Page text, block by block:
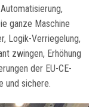
ganze Maschine
Logik-Verriegelung,
zwingen, Erhöhung
der EU-CE-
und sichere.